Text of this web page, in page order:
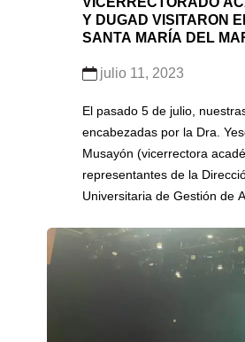
Y DUGAD VISITARON
SANTA MARÍA DEL
julio 11, 2023
El pasado 5 de julio,
encabezadas por la Dra.
Musayón (vicerrectora
representantes de la
Universitaria de Gestión de
las instalaciones del Centro
y Emprendimiento (CIE) de
del Mar. El principal
fue conocer las